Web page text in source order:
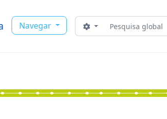
Navegar Buscar
Opções de busca